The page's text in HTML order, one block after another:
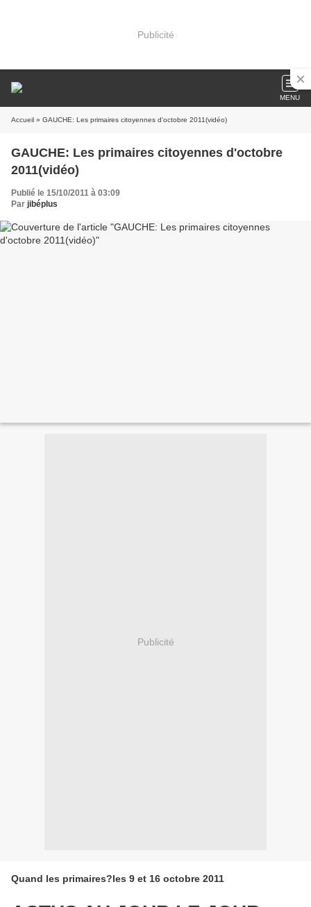
Publicité
MENU
Accueil » GAUCHE: Les primaires citoyennes d'octobre 2011(vidéo)
GAUCHE: Les primaires citoyennes d'octobre
2011(vidéo)
Publié le 15/10/2011 à 03:09
Par jibéplus
Publicité
Quand les primaires?les 9 et 16 octobre 2011